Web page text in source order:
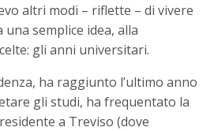
altri modi – riflette – di vivere
una semplice idea, alla
gli anni universitari.
ha raggiunto l’ultimo anno
gli studi, ha frequentato la
a Treviso (dove